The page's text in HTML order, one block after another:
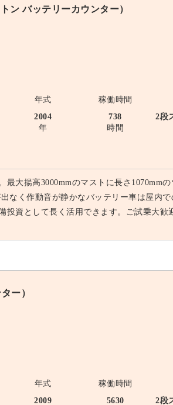
トン バッテリーカウンター）
年式 稼働時間
2004
年
738
時間
2段
大揚高3000mmのマストに長さ1070mm
なく作動音が静かなバッテリー車は屋内
投資として長く活用できます。ご試乗大歓
ー）
年式 稼働時間
2009
5630
2段